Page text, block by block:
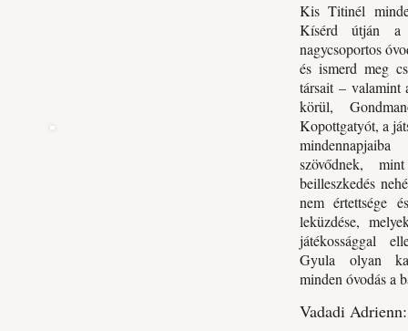
Kis Titinél
Kísérd útján a
nagycsoportos
és ismerd meg
társait – valamint
körül,
Kopottgatyót, a
szövődnek,
beilleszkedés
nem értettsége
leküzdése,
játékossággal
Gyula olyan
minden óvodás a
Vadadi